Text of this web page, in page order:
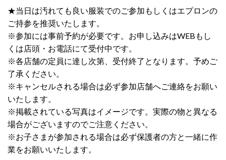
★当日は汚れても良い服装でのご参加もしくはエプロンの
ご持参を推奨いたします。
※参加には事前予約が必要です。お申し込みはWEBもし
くは店頭・お電話にて受付中です。
※各店舗の定員に達し次第、受付終了となります。予めご
了承ください。
※キャンセルされる場合は必ず参加店舗へご連絡をお願い
いたします。
※掲載されている写真はイメージです。実際の物と異なる
場合がございますのでご注意ください。
※お子さまが参加される場合は必ず保護者の方と一緒に作
業をお願いいたします。